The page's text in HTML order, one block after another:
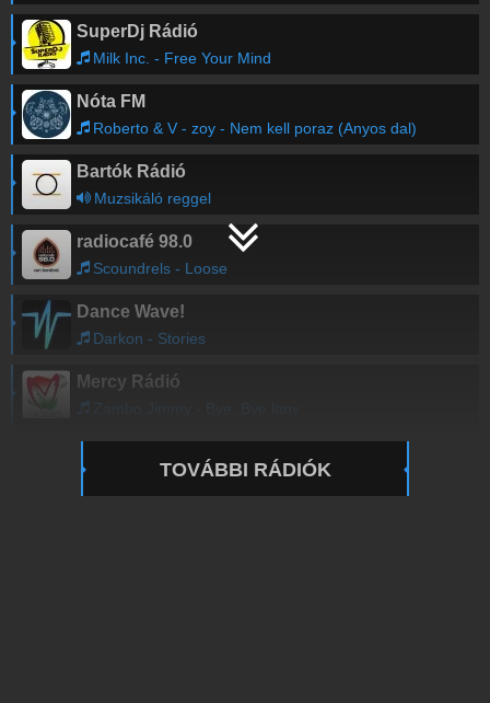
SuperDj Rádió
Milk Inc. - Free Your Mind
Nóta FM
Roberto & V - zoy - Nem kell poraz (Anyos dal)
Bartók Rádió
Muzsikáló reggel
radiocafé 98.0
Scoundrels - Loose
Dance Wave!
Darkon - Stories
Mercy Rádió
TOVÁBBI RÁDIÓK